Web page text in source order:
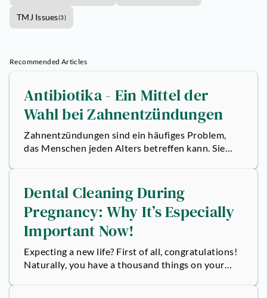
TMJ Issues(3)
Recommended Articles
Antibiotika - Ein Mittel der
Wahl bei Zahnentzündungen
Zahnentzündungen sind ein häufiges Problem,
das Menschen jeden Alters betreffen kann. Sie
Dental Cleaning During
Pregnancy: Why It’s Especially
Important Now!
Expecting a new life? First of all, congratulations!
Naturally, you have a thousand things on your